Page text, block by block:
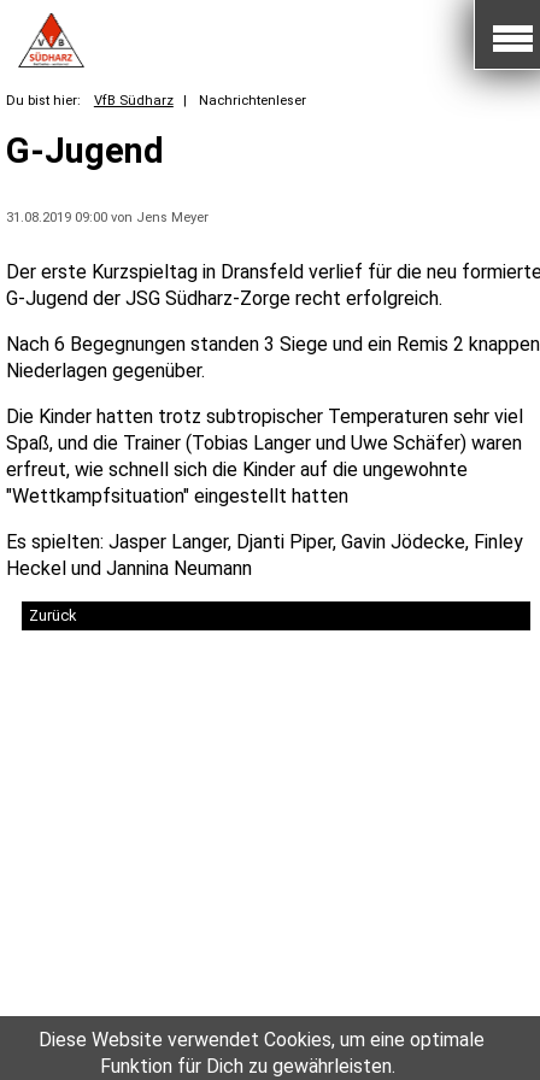
Du bist hier: VfB Südharz | Nachrichtenleser
G-Jugend
31.08.2019 09:00 von Jens Meyer
Der erste Kurzspieltag in Dransfeld verlief für die neu
G-Jugend der JSG Südharz-Zorge recht erfolgreich.
Nach 6 Begegnungen standen 3 Siege und ein Remis 2 knappen
Niederlagen gegenüber.
Die Kinder hatten trotz subtropischer Temperaturen sehr viel
Spaß, und die Trainer (Tobias Langer und Uwe Schäfer) waren
erfreut, wie schnell sich die Kinder auf die ungewohnte
"Wettkampfsituation" eingestellt hatten
Es spielten: Jasper Langer, Djanti Piper, Gavin Jödecke, Finley
Heckel und Jannina Neumann
Zurück
Diese Website verwendet Cookies, um eine optimale
Funktion für Dich zu gewährleisten.